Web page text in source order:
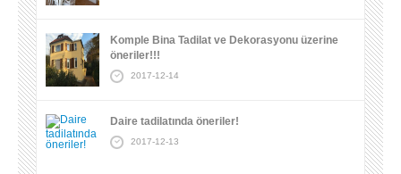
Komple Bina Tadilat ve Dekorasyonu üzerine
öneriler!!!
2017-12-14
Daire tadilatında öneriler!
2017-12-13